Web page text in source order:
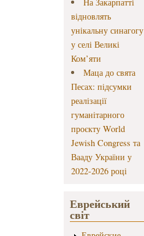
відновлять
унікальну синагогу
у селі Великі
Ком’яти
Маца до свята
Песах: підсумки
реалізації
гуманітарного
проєкту World
Jewish Congress та
Вааду України у
2022-2026 році
Еврейський
світ